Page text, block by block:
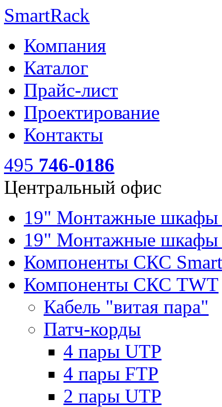
SmartRack
Компания
Каталог
Прайс-лист
Проектирование
Контакты
495 746-0186
Центральный офис
19" Монтажные
19" Монтажные шкафы
Компоненты СКС
Компоненты СКС TWT
Кабель "витая пара"
Патч-корды
4 пары UTP
4 пары FTP
2 пары UTP